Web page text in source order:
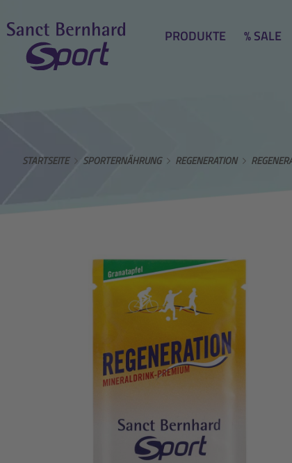
PRODUKTE % SALE
STARTSEITE SPORTERNÄHRUNG REGENERATION